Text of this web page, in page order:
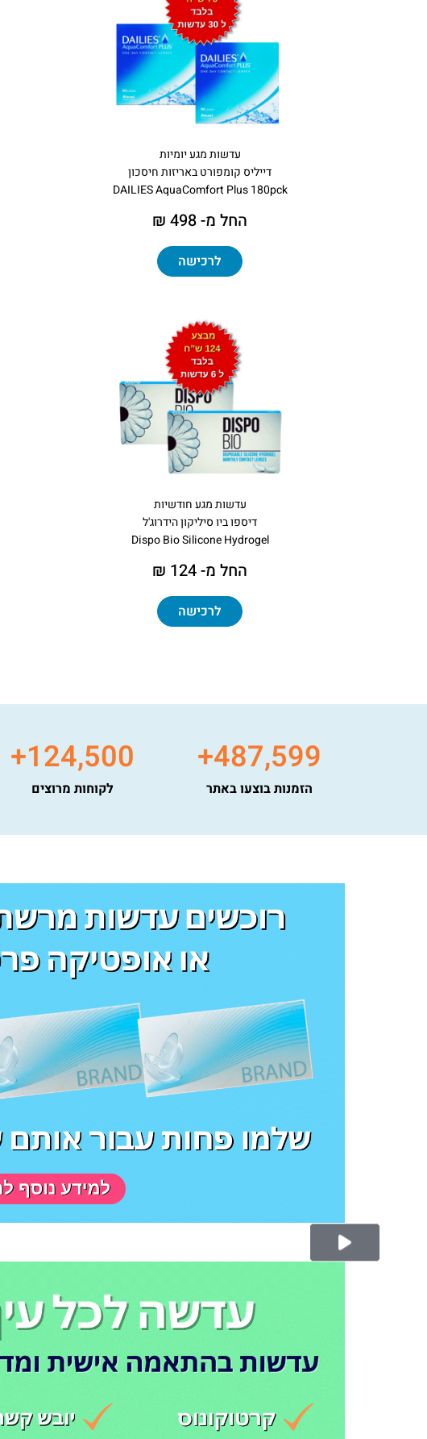
עדשות מגע יומיות
דייליס קומפורט באריזות חיסכון
DAILIES AquaComfort Plus 180pck
החל מ- 498 ₪
לרכישה
עדשות מגע חודשיות
דיספו ביו סיליקון הידרוג'ל
Dispo Bio Silicone Hydrogel
החל מ- 124 ₪
לרכישה
487,599
+
הזמנות בוצעו באתר
124,500
+
לקוחות מרוצים